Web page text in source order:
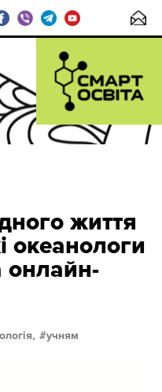
життя
океанологи
учням